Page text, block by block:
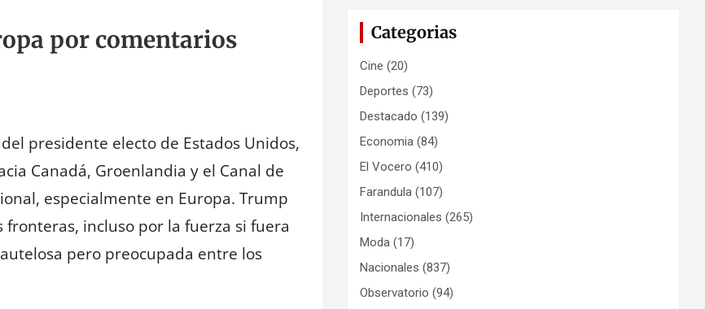
por comentarios
presidente electo de Estados Unidos,
Canadá, Groenlandia y el Canal de
especialmente en Europa. Trump
incluso por la fuerza si fuera
pero preocupada entre los
Categorias
Cine (20)
Deportes (73)
Destacado (139)
Economia (84)
El Vocero (410)
Farandula (107)
Internacionales (265)
Moda (17)
Nacionales (837)
Observatorio (94)